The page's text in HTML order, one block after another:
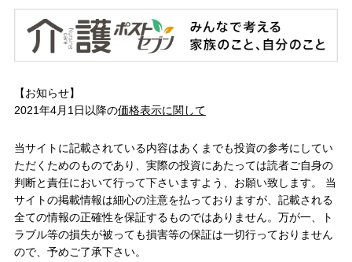
【お知らせ】
2021年4月1日以降の価格表示に関して
当サイトに記載されている内容はあくまでも投資の参考にしてい
ただくためのものであり、実際の投資にあたっては読者ご自身の
判断と責任において行って下さいますよう、お願い致します。 当
サイトの掲載情報は細心の注意を払っておりますが、記載される
全ての情報の正確性を保証するものではありません。万が一、ト
ラブル等の損失が被っても損害等の保証は一切行っておりません
ので、予めご了承下さい。